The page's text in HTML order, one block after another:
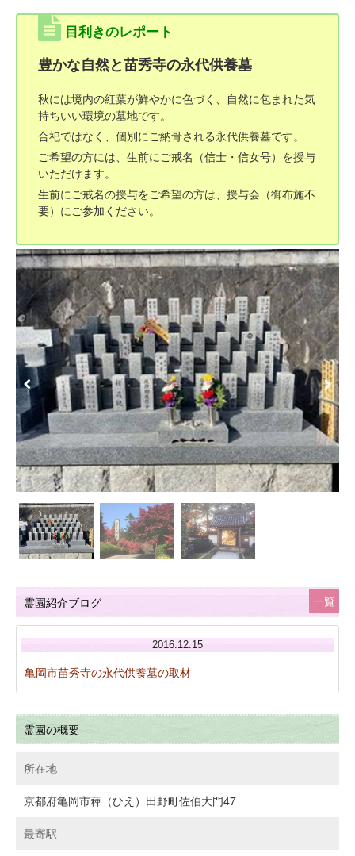
目利きのレポート
豊かな自然と苗秀寺の永代供養墓
秋には境内の紅葉が鮮やかに色づく、自然に包まれた気
持ちいい環境の墓地です。
合祀ではなく、個別にご納骨される永代供養墓です。
ご希望の方には、生前にご戒名（信士・信女号）を授与
いただけます。
生前にご戒名の授与をご希望の方は、授与会（御布施不
要）にご参加ください。
Previous Next
霊園紹介ブログ 一覧
2016.12.15
亀岡市苗秀寺の永代供養墓の取材
霊園の概要
所在地
京都府亀岡市薭（ひえ）田野町佐伯大門47
最寄駅